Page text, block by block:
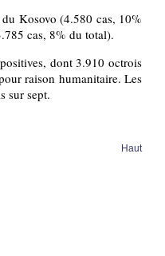
Kosovo (4.580 cas, 10%
cas, 8% du total).
dont 3.910 octrois
raison humanitaire. Les
sur sept.
Haut